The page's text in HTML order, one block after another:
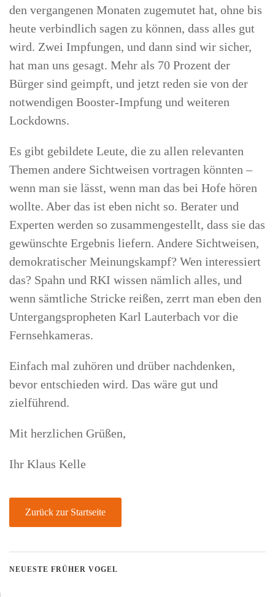
den vergangenen Monaten zugemutet hat, ohne bis
heute verbindlich sagen zu können, dass alles gut
wird. Zwei Impfungen, und dann sind wir sicher,
hat man uns gesagt. Mehr als 70 Prozent der
Bürger sind geimpft, und jetzt reden sie von der
notwendigen Booster-Impfung und weiteren
Lockdowns.
Es gibt gebildete Leute, die zu allen relevanten
Themen andere Sichtweisen vortragen könnten –
wenn man sie lässt, wenn man das bei Hofe hören
wollte. Aber das ist eben nicht so. Berater und
Experten werden so zusammengestellt, dass sie das
gewünschte Ergebnis liefern. Andere Sichtweisen,
demokratischer Meinungskampf? Wen interessiert
das? Spahn und RKI wissen nämlich alles, und
wenn sämtliche Stricke reißen, zerrt man eben den
Untergangspropheten Karl Lauterbach vor die
Fernsehkameras.
Einfach mal zuhören und drüber nachdenken,
bevor entschieden wird. Das wäre gut und
zielführend.
Mit herzlichen Grüßen,
Ihr Klaus Kelle
Zurück zur Startseite
NEUESTE FRÜHER VOGEL